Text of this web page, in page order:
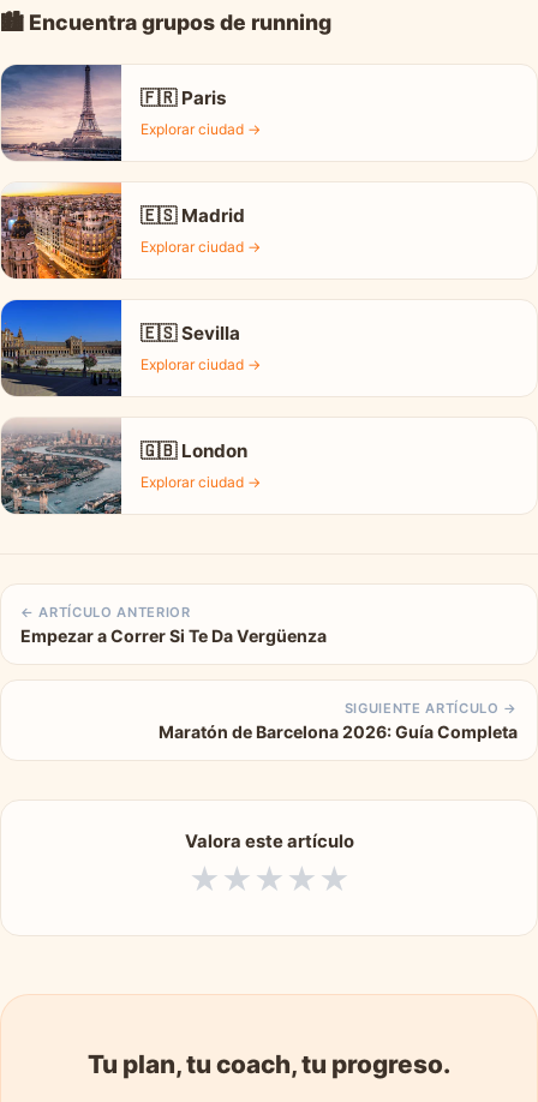
🏙️ Encuentra grupos de running
🇫🇷 Paris
Explorar ciudad →
🇪🇸 Madrid
Explorar ciudad →
🇪🇸 Sevilla
Explorar ciudad →
🇬🇧 London
Explorar ciudad →
← ARTÍCULO ANTERIOR
Empezar a Correr Si Te Da Vergüenza
SIGUIENTE ARTÍCULO →
Maratón de Barcelona 2026: Guía Completa
Valora este artículo
★★★★★
Tu plan, tu coach, tu progreso.